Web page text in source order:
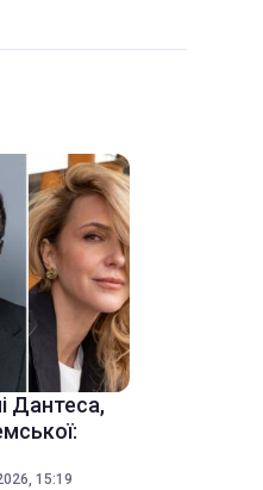
Дантеса,
15:19